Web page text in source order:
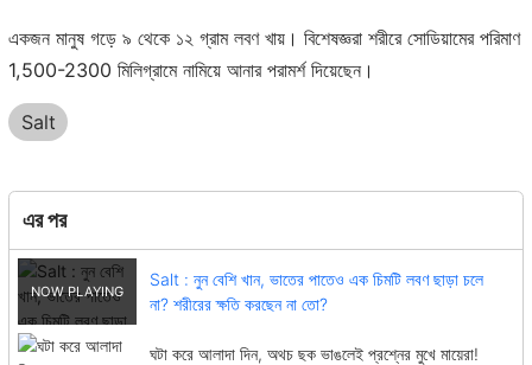
একজন মানুষ গড়ে ৯ থেকে ১২ গ্রাম লবণ খায়। বিশেষজ্ঞরা শরীরে সোডিয়ামের পরিমাণ
1,500-2300 মিলিগ্রামে নামিয়ে আনার পরামর্শ দিয়েছেন।
Salt
এর পর
Salt : নুন বেশি খান, ভাতের পাতেও এক চিমটি লবণ ছাড়া চলে
না? শরীরের ক্ষতি করছেন না তো?
ঘটা করে আলাদা দিন, অথচ ছক ভাঙলেই প্রশ্নের মুখে মায়েরা!